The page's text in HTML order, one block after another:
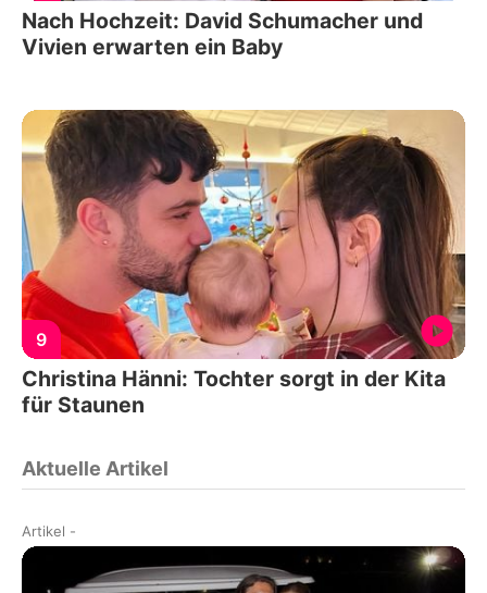
Nach Hochzeit: David Schumacher und
Vivien erwarten ein Baby
9
Christina Hänni: Tochter sorgt in der Kita
für Staunen
Aktuelle Artikel
Artikel -